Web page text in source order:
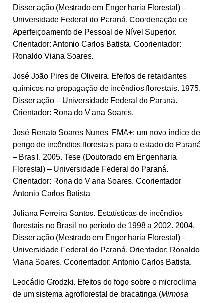
Dissertação (Mestrado em Engenharia Florestal) –
Universidade Federal do Paraná, Coordenação de
Aperfeiçoamento de Pessoal de Nível Superior.
Orientador: Antonio Carlos Batista. Coorientador:
Ronaldo Viana Soares.
José João Pires de Oliveira. Efeitos de retardantes
químicos na propagação de incêndios florestais. 1975.
Dissertação – Universidade Federal do Paraná.
Orientador: Ronaldo Viana Soares.
José Renato Soares Nunes. FMA+: um novo índice de
perigo de incêndios florestais para o estado do Paraná
– Brasil. 2005. Tese (Doutorado em Engenharia
Florestal) – Universidade Federal do Paraná.
Orientador: Ronaldo Viana Soares. Coorientador:
Antonio Carlos Batista.
Juliana Ferreira Santos. Estatísticas de incêndios
florestais no Brasil no período de 1998 a 2002. 2004.
Dissertação (Mestrado em Engenharia Florestal) –
Universidade Federal do Paraná. Orientador: Ronaldo
Viana Soares. Coorientador: Antonio Carlos Batista.
Leocádio Grodzki. Efeitos do fogo sobre o microclima
de um sistema agroflorestal de bracatinga (Mimosa